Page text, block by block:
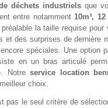
déchets industrielsque
entre notamment10m³,
la taille requise
et des surprises de dernière
spéciales. Une option
en un bras articulé
Notre service location
choix.
pas le seul critère de